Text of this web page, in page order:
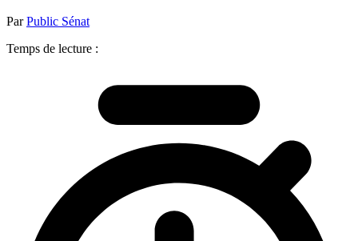
ParPublic Sénat
Temps de lecture :